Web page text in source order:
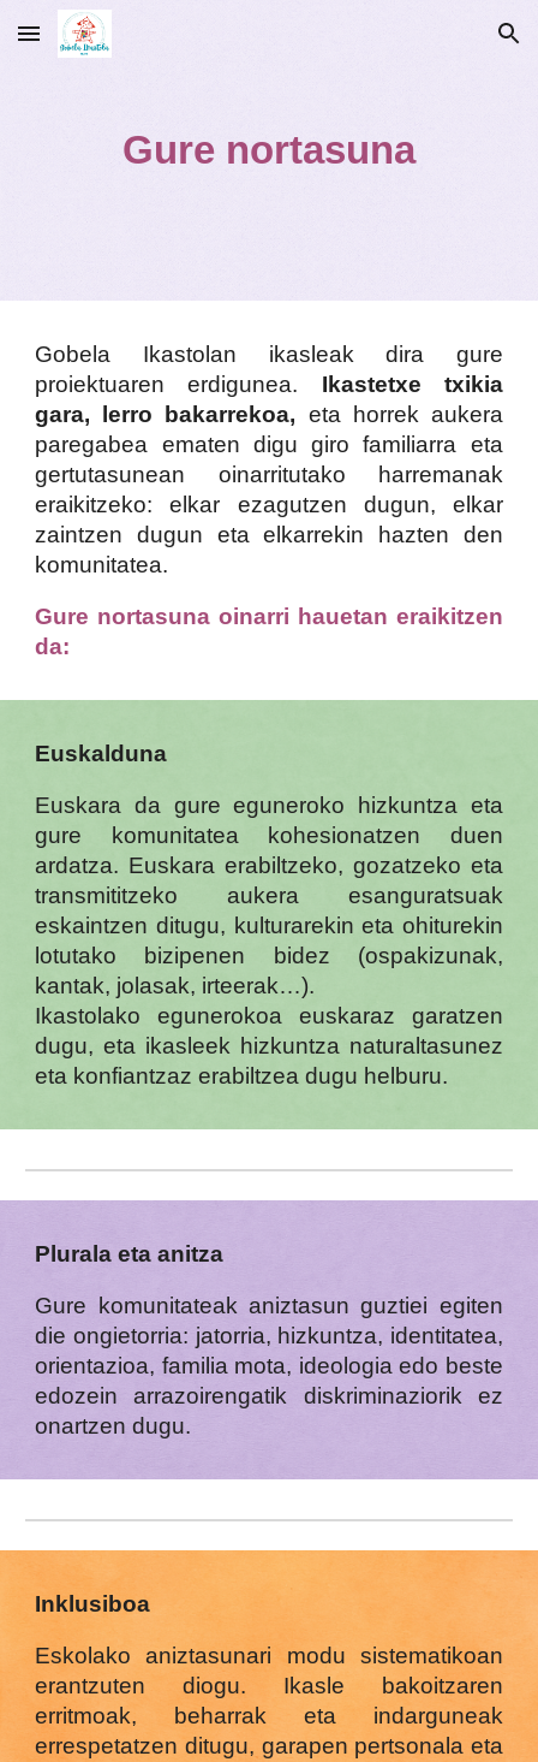
Skip to main content Skip to navigation
Gure nortasuna
Gobela Ikastolan ikasleak dira gure
proiektuaren erdigunea. Ikastetxe txikia
gara, lerro bakarrekoa, eta horrek aukera
paregabea ematen digu giro familiarra eta
gertutasunean oinarritutako harremanak
eraikitzeko: elkar ezagutzen dugun, elkar
zaintzen dugun eta elkarrekin hazten den
komunitatea.
Gure nortasuna oinarri hauetan eraikitzen
da:
Euskalduna
Euskara da gure eguneroko hizkuntza eta
gure komunitatea kohesionatzen duen
ardatza. Euskara erabiltzeko, gozatzeko eta
transmititzeko aukera esanguratsuak
eskaintzen ditugu, kulturarekin eta ohiturekin
lotutako bizipenen bidez (ospakizunak,
kantak, jolasak, irteerak…).
Ikastolako egunerokoa euskaraz garatzen
dugu, eta ikasleek hizkuntza naturaltasunez
eta konfiantzaz erabiltzea dugu helburu.
Plurala eta anitza
Gure komunitateak aniztasun guztiei egiten
die ongietorria: jatorria, hizkuntza, identitatea,
orientazioa, familia mota, ideologia edo beste
edozein arrazoirengatik diskriminaziorik ez
onartzen dugu.
Inklusiboa
Eskolako aniztasunari modu sistematikoan
erantzuten diogu. Ikasle bakoitzaren
erritmoak, beharrak eta indarguneak
errespetatzen ditugu, garapen pertsonala eta